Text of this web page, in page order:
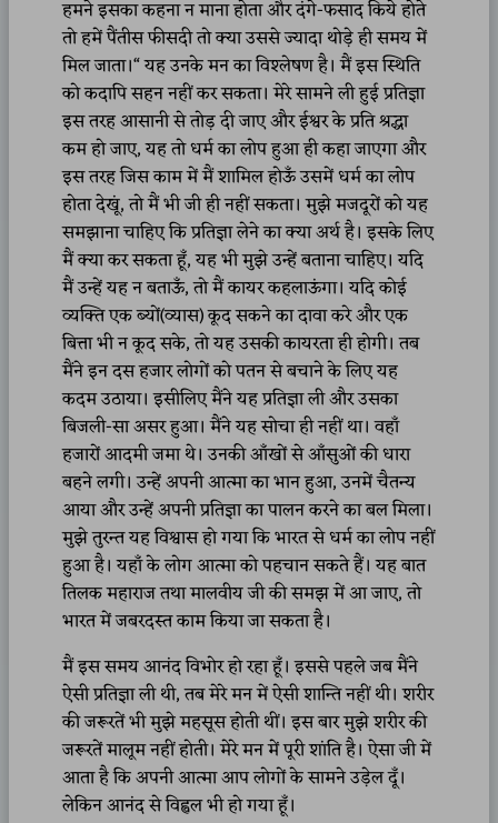
हमने इसका कहना न माना होता और दंगे-फसाद किये होते
तो हमें पैंतीस फीसदी तो क्या उससे ज्यादा थोड़े ही समय में
मिल जाता।“ यह उनके मन का विश्लेषण है। मैं इस स्थिति
को कदापि सहन नहीं कर सकता। मेरे सामने ली हुई प्रतिज्ञा
इस तरह आसानी से तोड़ दी जाए और ईश्वर के प्रति श्रद्धा
कम हो जाए, यह तो धर्म का लोप हुआ ही कहा जाएगा और
इस तरह जिस काम में मैं शामिल होऊँ उसमें धर्म का लोप
होता देखूं, तो मैं भी जी ही नहीं सकता। मुझे मजदूरों को यह
समझाना चाहिए कि प्रतिज्ञा लेने का क्या अर्थ है। इसके लिए
मैं क्या कर सकता हूँ, यह भी मुझे उन्हें बताना चाहिए। यदि
मैं उन्हें यह न बताऊँ, तो मैं कायर कहलाऊंगा। यदि कोई
व्यक्ति एक ब्यों(व्यास) कूद सकने का दावा करे और एक
बित्ता भी न कूद सके, तो यह उसकी कायरता ही होगी। तब
मैंने इन दस हजार लोगों को पतन से बचाने के लिए यह
कदम उठाया। इसीलिए मैंने यह प्रतिज्ञा ली और उसका
बिजली-सा असर हुआ। मैंने यह सोचा ही नहीं था। वहाँ
हजारों आदमी जमा थे। उनकी आँखों से आँसुओं की धारा
बहने लगी। उन्हें अपनी आत्मा का भान हुआ, उनमें चैतन्य
आया और उन्हें अपनी प्रतिज्ञा का पालन करने का बल मिला।
मुझे तुरन्त यह विश्वास हो गया कि भारत से धर्म का लोप नहीं
हुआ है। यहाँ के लोग आत्मा को पहचान सकते हैं। यह बात
तिलक महाराज तथा मालवीय जी की समझ में आ जाए, तो
भारत में जबरदस्त काम किया जा सकता है।
मैं इस समय आनंद विभोर हो रहा हूँ। इससे पहले जब मैंने
ऐसी प्रतिज्ञा ली थी, तब मेरे मन में ऐसी शान्ति नहीं थी। शरीर
की जरूरतें भी मुझे महसूस होती थीं। इस बार मुझे शरीर की
जरूरतें मालूम नहीं होती। मेरे मन में पूरी शांति है। ऐसा जी में
आता है कि अपनी आत्मा आप लोगों के सामने उड़ेल दूँ।
लेकिन आनंद से विह्वल भी हो गया हूँ।